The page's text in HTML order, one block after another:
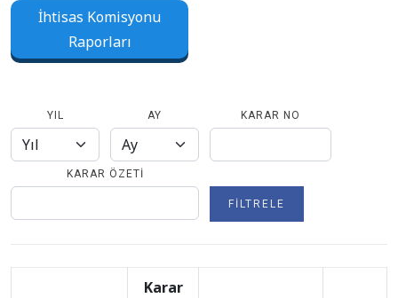
İhtisas Komisyonu
Raporları
YIL AY KARAR NO
KARAR ÖZETI
FILTRELE
Karar